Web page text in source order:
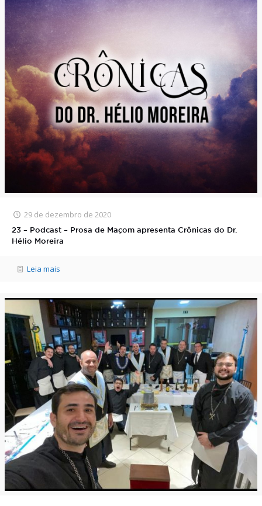
29 de dezembro de 2020
23 – Podcast – Prosa de Maçom apresenta Crônicas do Dr.
Hélio Moreira
Leia mais